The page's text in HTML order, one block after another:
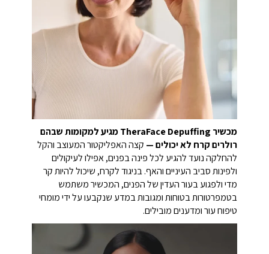
מכשיר TheraFace Depuffing מגיע למקומות שבהם
רולרים קרח לא יכולים — קצה האפליקטור המעוצב והקל
להחלקה נועד להגיע לכל פינה בפנים, אפילו לעיקולים
ולפינות סביב העיניים והאף. בניגוד לקרח, שיכול להיות קר
מדי ולפגוע בעור העדין של הפנים, המכשיר משתמש
בטמפרטורות בטוחות ומגובות במדע שנקבעו על ידי מומחי
טיפוח עור ומדענים מובילים.